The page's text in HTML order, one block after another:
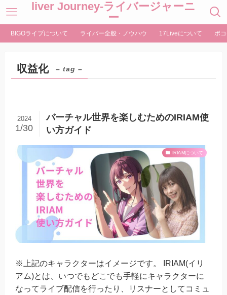
liver Journey-ライバージャーニ
ー
BIGOライブについて ライバー全般・ノウハウ 17Liveについて ポ
収益化 – tag –
バーチャル世界を楽しむためのIRIAM使
い方ガイド
2024
1/30
IRIAMについて
※上記のキャラクターはイメージです。 IRIAM(イリ
アム)とは、いつでもどこでも手軽にキャラクターに
なってライブ配信を行ったり、リスナーとしてコミュ